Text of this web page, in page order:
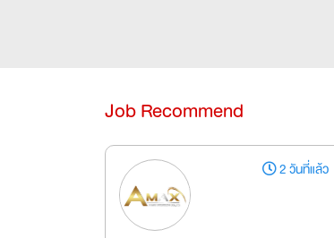
Job Recommend
2 วันที่แล้ว